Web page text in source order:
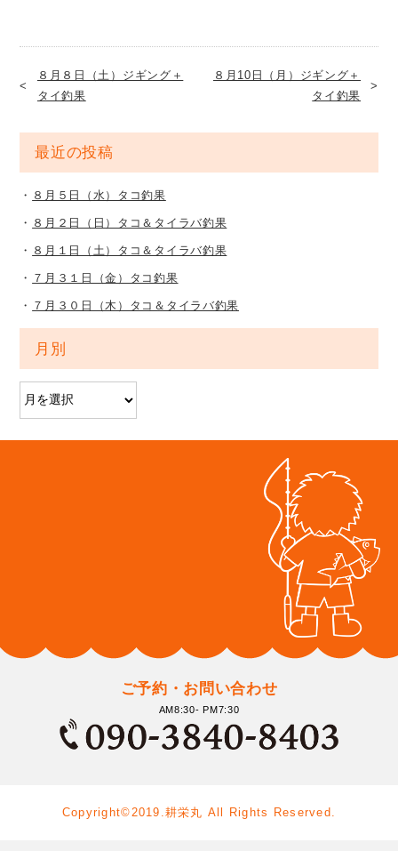
８月８日（土）ジギング＋
タイ釣果
８月10日（月）ジギング＋
タイ釣果
最近の投稿
８月５日（水）タコ釣果
８月２日（日）タコ＆タイラバ釣果
８月１日（土）タコ＆タイラバ釣果
７月３１日（金）タコ釣果
７月３０日（木）タコ＆タイラバ釣果
月別
ご予約・お問い合わせ
AM8:30- PM7:30
Copyright©2019.耕栄丸 All Rights Reserved.